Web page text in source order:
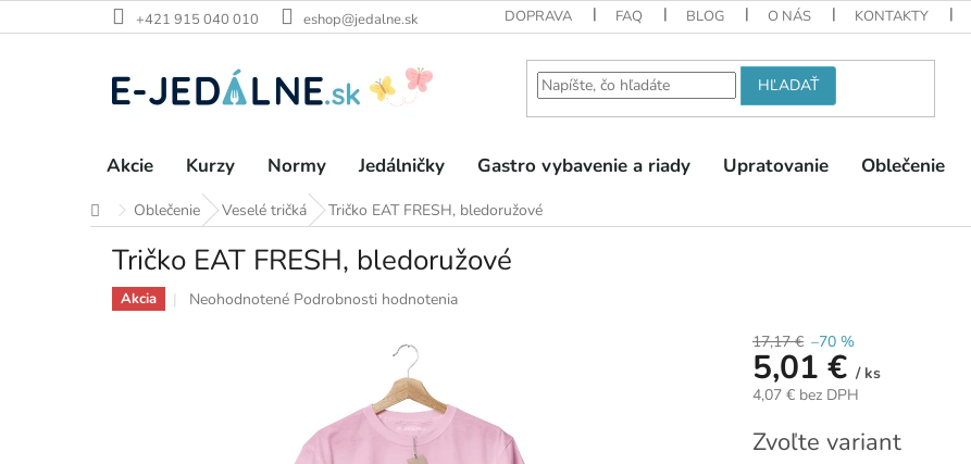
na
+421 915 040 010 eshop@jedalne.sk DOPRAVA FAQ BLOG O NÁS KONTAKTY
HĽADAŤ
Akcie Kurzy Normy Jedálničky Gastro vybavenie a riady Upratovanie Oblečenie
DomovOblečenie Veselé tričká Tričko EAT FRESH, bledoružové
Tričko EAT FRESH, bledoružové
Akcia
Priemerné
Neohodnotené Podrobnosti hodnotenia
17,17 € –70 %
5,01 € / ks
4,07 € bez DPH
cena:
Zvoľte variant